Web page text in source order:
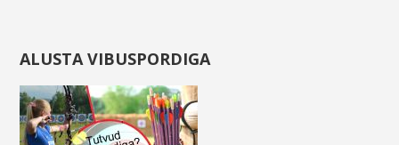
ALUSTA VIBUSPORDIGA